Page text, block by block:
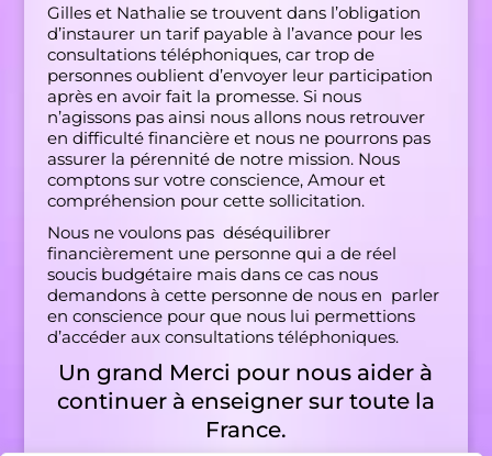
Gilles et Nathalie se trouvent dans l’obligation
d’instaurer un tarif payable à l’avance pour les
consultations téléphoniques, car trop de
personnes oublient d’envoyer leur participation
après en avoir fait la promesse. Si nous
n’agissons pas ainsi nous allons nous retrouver
en difficulté financière et nous ne pourrons pas
assurer la pérennité de notre mission. Nous
comptons sur votre conscience, Amour et
compréhension pour cette sollicitation.
Nous ne voulons pas déséquilibrer
financièrement une personne qui a de réel
soucis budgétaire mais dans ce cas nous
demandons à cette personne de nous en parler
en conscience pour que nous lui permettions
d’accéder aux consultations téléphoniques.
Un grand Merci pour nous aider à
continuer à enseigner sur toute la
France.